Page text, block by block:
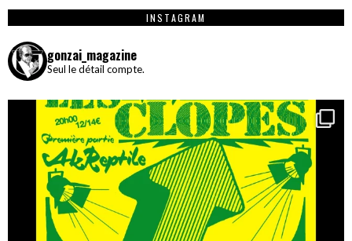
INSTAGRAM
gonzai_magazine
Seul le détail compte.